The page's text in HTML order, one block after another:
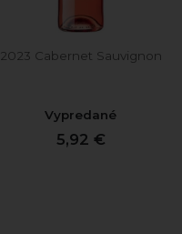
2023 Cabernet Sauvignon
Vypredané
5,92 €